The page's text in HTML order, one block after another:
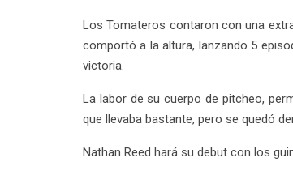
Los Tomateros contaron con una
comportó a la altura, lanzando 5
victoria.
La labor de su cuerpo de pitcheo,
que llevaba bastante, pero se quedó
Nathan Reed hará su debut con los